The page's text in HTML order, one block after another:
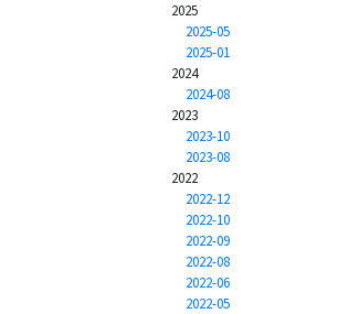
2025
2025-05
2025-01
2024
2024-08
2023
2023-10
2023-08
2022
2022-12
2022-10
2022-09
2022-08
2022-06
2022-05